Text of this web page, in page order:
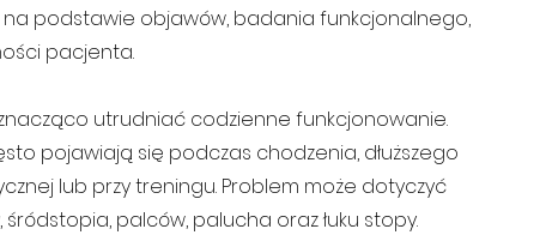
podstawie objawów, badania funkcjonalnego,
pacjenta.
utrudniać codzienne funkcjonowanie.
pojawiają się podczas chodzenia, dłuższego
lub przy treningu. Problem może dotyczyć
śródstopia, palców, palucha oraz łuku stopy.